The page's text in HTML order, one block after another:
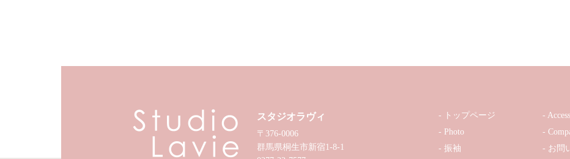
スタジオラヴィ
〒376-0006
群馬県桐生市新宿1-8-1
トップページ
Photo
振袖
Access
お問